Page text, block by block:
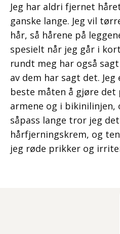
Jeg har aldri fjernet
ganske lange. Jeg vil
hår, så hårene på
spesielt når jeg går i
rundt meg har også
av dem har sagt det.
beste måten å gjøre det
armene og i bikinilinjen,
såpass lange tror jeg
hårfjerningskrem, og
jeg røde prikker og